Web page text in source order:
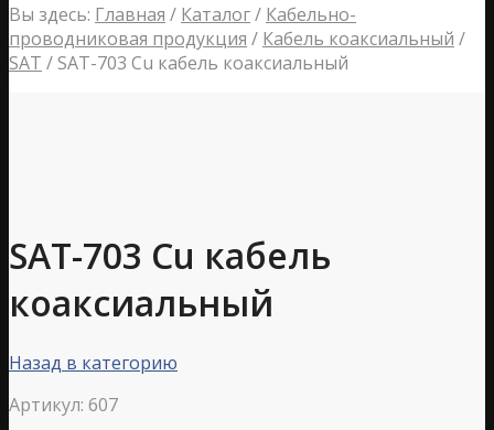
Вы здесь: Главная / Каталог/ Кабельно-
проводниковая продукция / Кабель коаксиальный /
SAT / SAT-703 Cu кабель коаксиальный
SAT-703 Cu кабель
коаксиальный
Назад в категорию
Артикул: 607